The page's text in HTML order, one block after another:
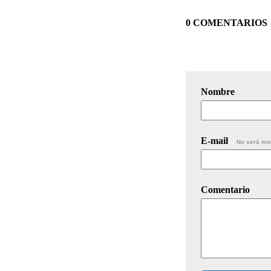
0 COMENTARIOS
Nombre
E-mail No será
Comentario